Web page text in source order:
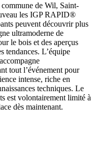
de Wil, Saint-
les IGP RAPID®
peuvent découvrir plus
ultramoderne de
le bois et des aperçus
tendances. L’équipe
tout l’événement pour
intense, riche en
techniques. Le
est volontairement limité à
dès maintenant.